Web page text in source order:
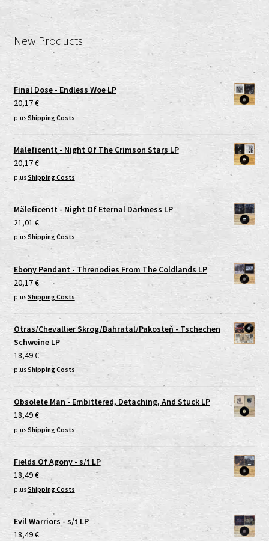
New Products
Final Dose - Endless Woe LP
20,17€
plusShipping Costs
Mäleficentt - Night Of The Crimson Stars LP
20,17€
plusShipping Costs
Mäleficentt - Night Of Eternal Darkness LP
21,01 €
plusShipping Costs
Ebony Pendant - Threnodies From The Coldlands LP
20,17€
plusShipping Costs
Otras/Chevallier Skrog/Bahratal/Pakosteň - Tschechen
Schweine LP
18,49€
plusShipping Costs
Obsolete Man - Embittered, Detaching, And Stuck LP
18,49€
plusShipping Costs
Fields Of Agony - s/t LP
18,49€
plusShipping Costs
Evil Warriors - s/t LP
18,49€